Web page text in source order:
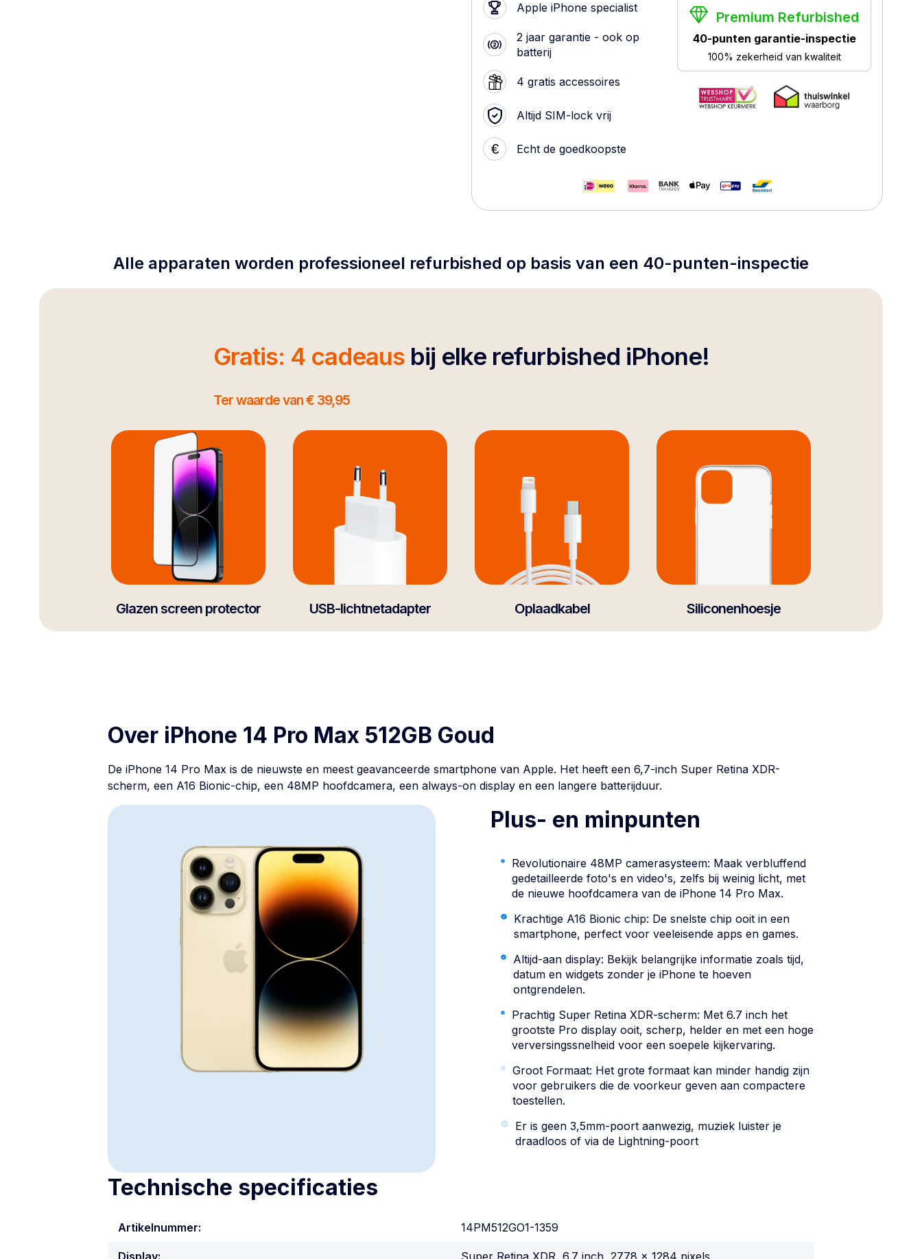
Apple iPhone specialist
2 jaar garantie - ook op
batterij
4 gratis accessoires
Altijd SIM-lock vrij
€ Echt de goedkoopste
Premium Refurbished
40-punten garantie-inspectie
100% zekerheid van kwaliteit
Alle apparaten worden professioneel refurbished op basis van een 40-punten-inspectie
Gratis: 4 cadeaus bij elke refurbished iPhone!
Ter waarde van € 39,95
Glazen screen protector USB-lichtnetadapter Oplaadkabel Siliconenhoesje
Over iPhone 14 Pro Max 512GB Goud
De iPhone 14 Pro Max is de nieuwste en meest geavanceerde smartphone van Apple. Het heeft een 6,7-inch Super Retina XDR-
scherm, een A16 Bionic-chip, een 48MP hoofdcamera, een always-on display en een langere batterijduur.
Plus- en minpunten
Revolutionaire 48MP camerasysteem: Maak verbluffend
gedetailleerde foto's en video's, zelfs bij weinig licht, met
de nieuwe hoofdcamera van de iPhone 14 Pro Max.
Krachtige A16 Bionic chip: De snelste chip ooit in een
smartphone, perfect voor veeleisende apps en games.
Altijd-aan display: Bekijk belangrijke informatie zoals tijd,
datum en widgets zonder je iPhone te hoeven
ontgrendelen.
Prachtig Super Retina XDR-scherm: Met 6.7 inch het
grootste Pro display ooit, scherp, helder en met een hoge
verversingssnelheid voor een soepele kijkervaring.
Groot Formaat: Het grote formaat kan minder handig zijn
voor gebruikers die de voorkeur geven aan compactere
toestellen.
Er is geen 3,5mm-poort aanwezig, muziek luister je
draadloos of via de Lightning-poort
Technische specificaties
Artikelnummer: 14PM512GO1-1359
Display: Super Retina XDR, 6.7 inch, 2778 x 1284 pixels